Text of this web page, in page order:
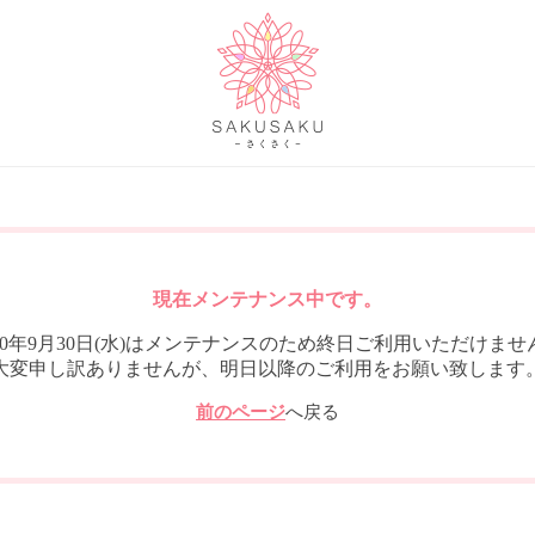
現在メンテナンス中です。
年9月30日(水)はメンテナンスのため終日ご利用いただけませ
変申し訳ありませんが、明日以降のご利用をお願い致します
前のページへ戻る